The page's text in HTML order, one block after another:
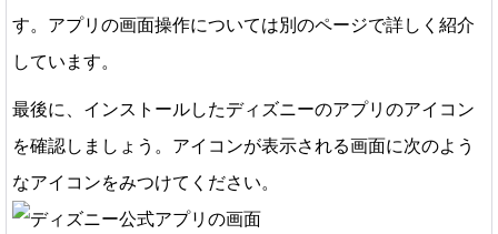
す。アプリの画面操作については別のページで詳しく紹介
しています。
最後に、インストールしたディズニーのアプリのアイコン
を確認しましょう。アイコンが表示される画面に次のよう
なアイコンをみつけてください。